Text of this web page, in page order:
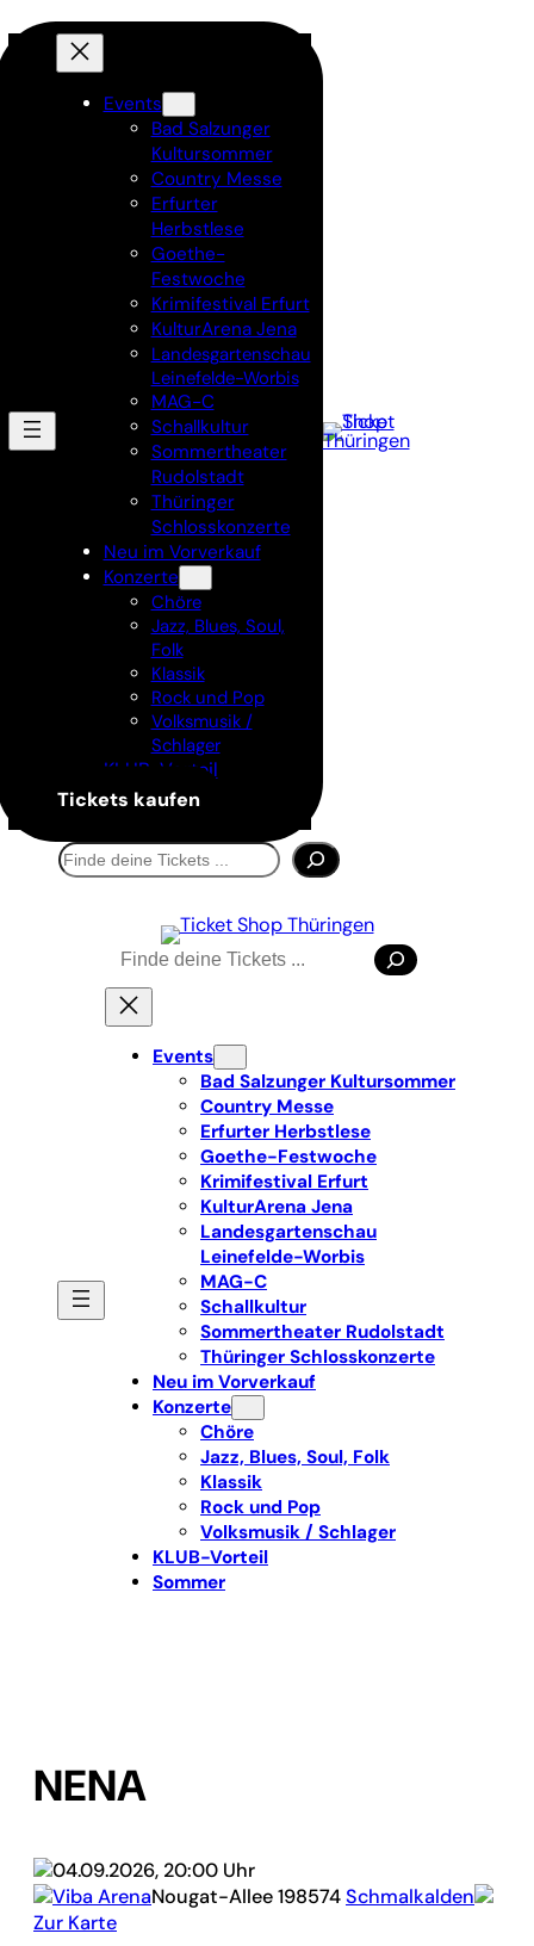
Events
Bad Salzunger
Kultursommer
Country Messe
Erfurter
Herbstlese
Goethe-
Festwoche
Krimifestival Erfurt
KulturArena Jena
Landesgartenschau
Leinefelde-Worbis
MAG-C
Schallkultur
Sommertheater
Rudolstadt
Thüringer
Schlosskonzerte
Neu im Vorverkauf
Konzerte
Chöre
Jazz, Blues, Soul,
Folk
Klassik
Rock und Pop
Volksmusik /
Schlager
KLUB-Vorteil
Sommer
Suchen
Suchen
Events
Bad Salzunger Kultursommer
Country Messe
Erfurter Herbstlese
Goethe-Festwoche
Krimifestival Erfurt
KulturArena Jena
Landesgartenschau
Leinefelde-Worbis
MAG-C
Schallkultur
Sommertheater Rudolstadt
Thüringer Schlosskonzerte
Neu im Vorverkauf
Konzerte
Chöre
Jazz, Blues, Soul, Folk
Klassik
Rock und Pop
Volksmusik / Schlager
KLUB-Vorteil
Sommer
NENA
04.09.2026, 20:00 Uhr
Viba ArenaNougat-Allee 198574Schmalkalden
Zur Karte
Tickets kaufen